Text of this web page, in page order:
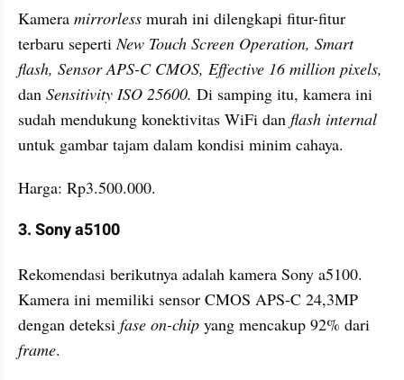
Kamera mirrorless murah ini dilengkapi fitur-fitur
terbaru seperti New Touch Screen Operation, Smart
flash, Sensor APS-C CMOS, Effective 16 million pixels,
dan Sensitivity ISO 25600. Di samping itu, kamera ini
sudah mendukung konektivitas WiFi dan flash internal
untuk gambar tajam dalam kondisi minim cahaya.
Harga: Rp3.500.000.
3. Sony a5100
Rekomendasi berikutnya adalah kamera Sony a5100.
Kamera ini memiliki sensor CMOS APS-C 24,3MP
dengan deteksi fase on-chip
frame.